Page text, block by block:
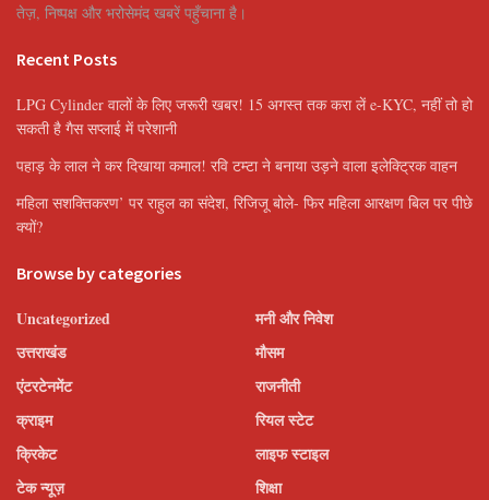
तेज़, निष्पक्ष और भरोसेमंद खबरें पहुँचाना है।
Recent Posts
LPG Cylinder वालों के लिए जरूरी खबर! 15 अगस्त तक करा लें e-KYC, नहीं तो हो
सकती है गैस सप्लाई में परेशानी
पहाड़ के लाल ने कर दिखाया कमाल! रवि टम्टा ने बनाया उड़ने वाला इलेक्ट्रिक वाहन
महिला सशक्तिकरण’ पर राहुल का संदेश, रिजिजू बोले- फिर महिला आरक्षण बिल पर पीछे
क्यों?
Browse by categories
Uncategorized
उत्तराखंड
एंटरटेनमेंट
क्राइम
क्रिकेट
टेक न्यूज़
मनी और निवेश
मौसम
राजनीती
रियल स्टेट
लाइफ स्टाइल
शिक्षा